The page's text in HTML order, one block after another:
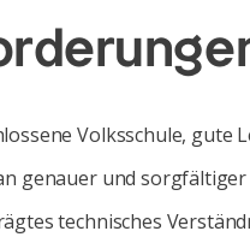
Volksschule, gute
genauer und
technisches